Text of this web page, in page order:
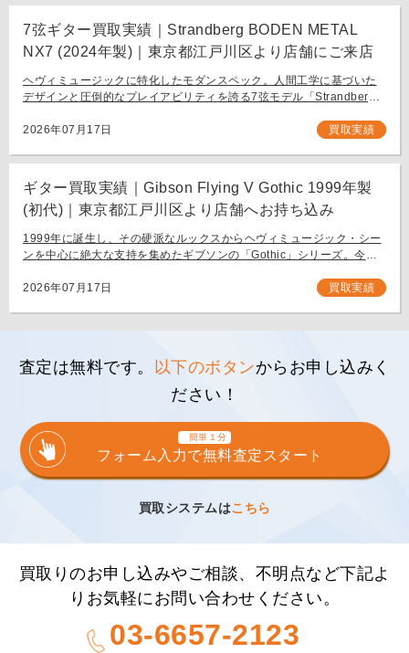
7弦ギター買取実績｜Strandberg BODEN METAL
NX7 (2024年製)｜東京都江戸川区より店舗にご来店
ヘヴィミュージックに特化したモダンスペック。人間工学に基づいた
デザインと圧倒的なプレイアビリティを誇る7弦モデル「Strandberg
タリスト […]
2026年07月17日 買取実績
ギター買取実績｜Gibson Flying V Gothic 1999年製
(初代)｜東京都江戸川区より店舗へお持ち込み
1999年に誕生し、その硬派なルックスからヘヴィミュージック・シー
ンを中心に絶大な支持を集めたギブソンの「Gothic」シリーズ。今回
[…]
2026年07月17日 買取実績
査定は無料です。 以下のボタンからお申し込みく
ださい！
簡単１分
フォーム入力で無料査定スタート
買取システムはこちら
買取りのお申し込みやご相談、不明点など下記よ
りお気軽にお問い合わせください。
03-6657-2123